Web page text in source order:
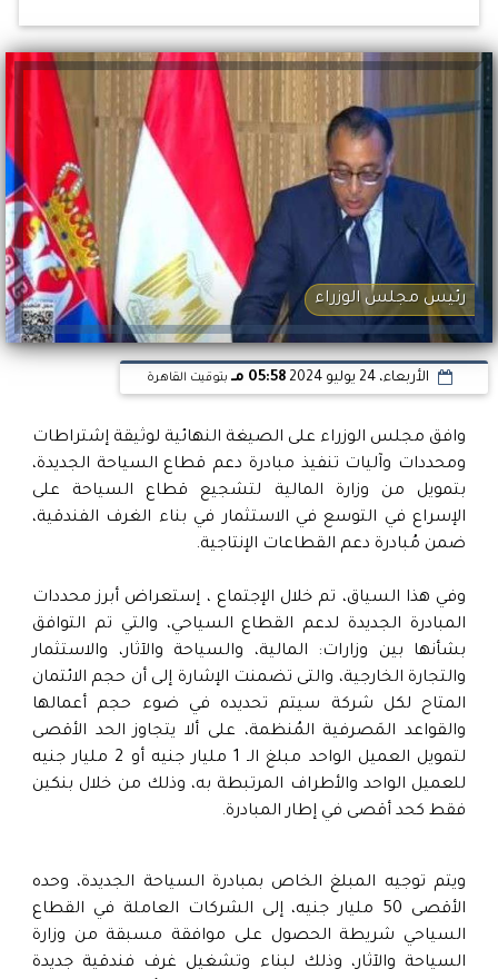
رئيس مجلس الوزراء
الأربعاء، 24 يوليو 2024 05:58 مـ بتوقيت القاهرة
وافق مجلس الوزراء على الصيغة النهائية لوثيقة إشتراطات
ومحددات وآليات تنفيذ مبادرة دعم قطاع السياحة الجديدة،
بتمويل من وزارة المالية لتشجيع قطاع السياحة على
الإسراع في التوسع في الاستثمار في بناء الغرف الفندقية،
ضمن مُبادرة دعم القطاعات الإنتاجية.
وفي هذا السياق، تم خلال الإجتماع ، إستعراض أبرز محددات
المبادرة الجديدة لدعم القطاع السياحي، والتي تم التوافق
بشأنها بين وزارات: المالية، والسياحة والآثار، والاستثمار
والتجارة الخارجية، والتى تضمنت الإشارة إلى أن حجم الائتمان
المتاح لكل شركة سيتم تحديده في ضوء حجم أعمالها
والقواعد المَصرفية المُنظمة، على ألا يتجاوز الحد الأقصى
لتمويل العميل الواحد مبلغ الـ 1 مليار جنيه أو 2 مليار جنيه
للعميل الواحد والأطراف المرتبطة به، وذلك من خلال بنكين
فقط كحد أقصى في إطار المبادرة.
ويتم توجيه المبلغ الخاص بمبادرة السياحة الجديدة، وحده
الأقصى 50 مليار جنيه، إلى الشركات العاملة في القطاع
السياحي شريطة الحصول على موافقة مسبقة من وزارة
السياحة والآثار، وذلك لبناء وتشغيل غرف فندقية جديدة